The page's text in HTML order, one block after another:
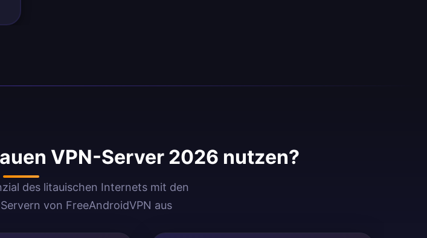
VPN-Server 2026 nutzen?
des litauischen Internets mit den
von FreeAndroidVPN aus